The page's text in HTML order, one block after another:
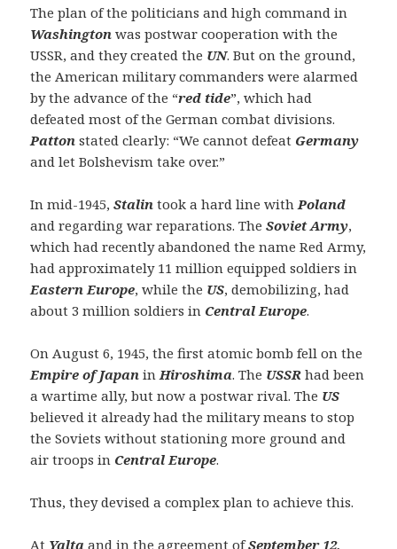
The plan of the politicians and high command in
Washington was postwar cooperation with the
USSR, and they created the UN. But on the ground,
the American military commanders were alarmed
by the advance of the “red tide”, which had
defeated most of the German combat divisions.
Patton stated clearly: “We cannot defeat Germany
and let Bolshevism take over.”
In mid-1945,Stalin took a hard line withPoland
and regarding war reparations. TheSoviet Army,
which had recently abandoned the name Red Army,
had approximately 11 million equipped soldiers in
Eastern Europe, while the US, demobilizing, had
about 3 million soldiers in Central Europe.
On August 6, 1945, the first atomic bomb fell on the
Empire of Japan inHiroshima. The USSR had been
a wartime ally, but now a postwar rival. The US
believed it already had the military means to stop
the Soviets without stationing more ground and
air troops in Central Europe.
Thus, they devised a complex plan to achieve this.
At Yalta and in the agreement ofSeptember 12,